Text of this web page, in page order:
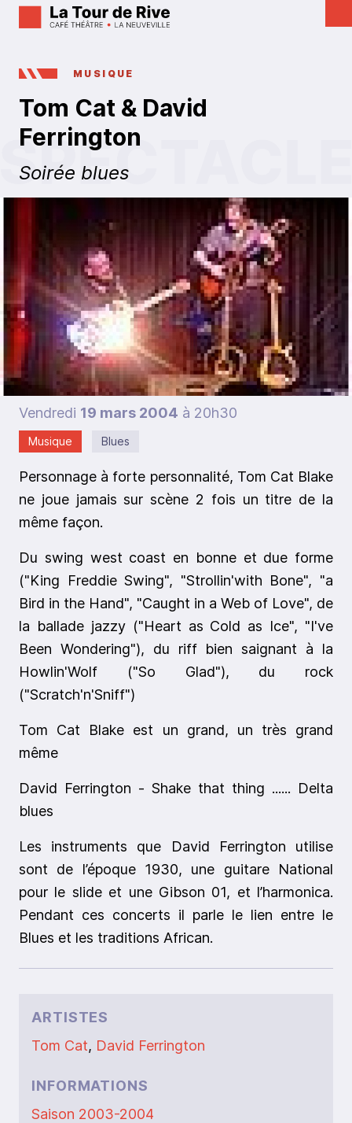
MUSIQUE
Tom Cat & David
Ferrington
Soirée blues
Vendredi 19 mars 2004 à 20h30
Musique Blues
Personnage à forte personnalité, Tom Cat Blake
ne joue jamais sur scène 2 fois un titre de la
même façon.
Du swing west coast en bonne et due forme
("King Freddie Swing", "Strollin'with Bone", "a
Bird in the Hand", "Caught in a Web of Love", de
la ballade jazzy ("Heart as Cold as Ice", "I've
Been Wondering"), du riff bien saignant à la
Howlin'Wolf ("So Glad"), du rock
("Scratch'n'Sniff")
Tom Cat Blake est un grand, un très grand
même
David Ferrington - Shake that thing ...... Delta
blues
Les instruments que David Ferrington utilise
sont de l’époque 1930, une guitare National
pour le slide et une Gibson 01, et l’harmonica.
Pendant ces concerts il parle le lien entre le
Blues et les traditions African.
ARTISTES
Tom Cat, David Ferrington
INFORMATIONS
Saison 2003-2004